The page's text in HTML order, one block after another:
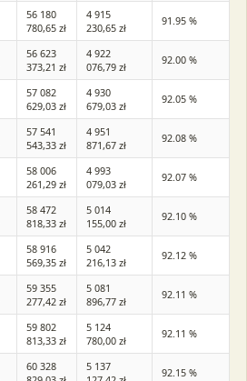
56 180
780,65 zł
4 915
230,65 zł
91.95 %
56 623
373,21 zł
4 922
076,79 zł
92.00 %
57 082
629,03 zł
4 930
679,03 zł
92.05 %
57 541
543,33 zł
4 951
871,67 zł
92.08 %
58 006
261,29 zł
4 993
079,03 zł
92.07 %
58 472
818,33 zł
5 014
155,00 zł
92.10 %
58 916
569,35 zł
5 042
216,13 zł
92.12 %
59 355
277,42 zł
5 081
896,77 zł
92.11 %
59 802
813,33 zł
5 124
780,00 zł
92.11 %
60 328
5 137
92.15 %